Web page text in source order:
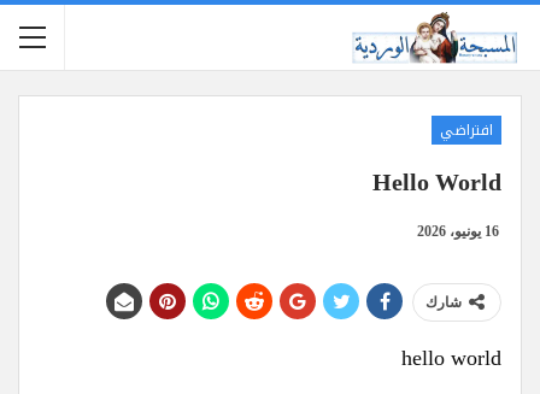
افتراضي
Hello World
16 يونيو، 2026
شارك
hello world